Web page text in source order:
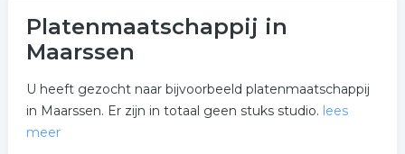
Platenmaatschappij in
Maarssen
U heeft gezocht naar bijvoorbeeld platenmaatschappij
in Maarssen. Er zijn in totaal geen stuks studio. lees
meer